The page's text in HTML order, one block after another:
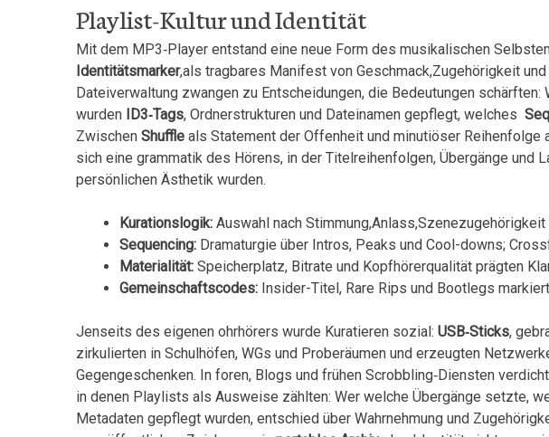
Playlist-Kultur und Identität
Mit dem MP3‑Player ⁢entstand eine neue ‍Form des musikalischen
Identitätsmarker,als tragbares Manifest von Geschmack,Zugehörigkeit
Dateiverwaltung ​zwangen zu Entscheidungen, die Bedeutungen
wurden ID3‑Tags, ​Ordnerstrukturen und Dateinamen gepflegt, welches ‍
Zwischen Shuffle als Statement der Offenheit und minutiöser Reihenfolge
sich eine grammatik des Hörens, in der Titelreihenfolgen, Übergänge und
persönlichen Ästhetik wurden.
Kurationslogik: Auswahl⁣ nach
Sequencing: Dramaturgie über Intros, Peaks ⁣und Cool-downs;
Materialität: Speicherplatz, Bitrate und Kopfhörerqualität prägten
Gemeinschaftscodes: Insider-Titel, Rare Rips ​und Bootlegs
Jenseits des eigenen ohrhörers wurde Kuratieren sozial: USB‑Sticks,
zirkulierten in Schulhöfen, WGs und Proberäumen und erzeugten
Gegengeschenken. In foren, Blogs⁤ und ​frühen Scrobbling‑Diensten⁤
in denen Playlists als Ausweise zählten: Wer welche Übergänge setzte,
Metadaten ⁣gepflegt wurden, entschied über Wahrnehmung und